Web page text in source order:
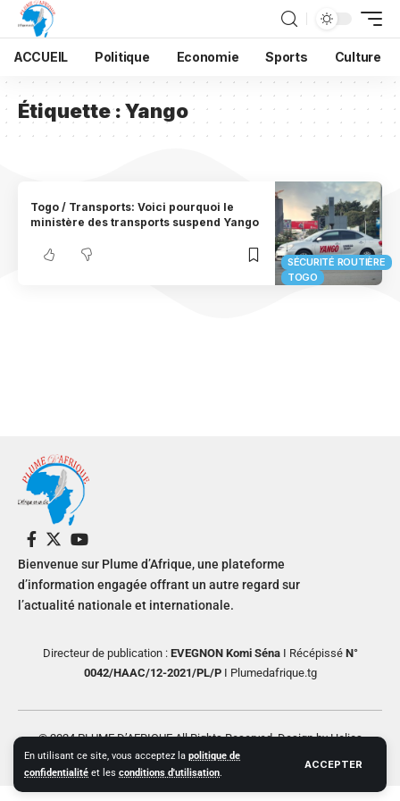
En utilisant ce site, vous acceptez la politique de
confidentialité et les conditions d'utilisation.
ACCEPTER
ACCUEIL Politique Economie Sports Culture
Étiquette :Yango
SÉCURITÉ ROUTIÈRE
TOGO
Togo / Transports: Voici pourquoi le
ministère des transports suspend Yango
Bienvenue sur Plume d’Afrique, une plateforme
d’information engagée offrant un autre regard sur
l’actualité nationale et internationale.
Directeur de publication : EVEGNON Komi SénaI RécépisséN°
0042/HAAC/12-2021/PL/PI Plumedafrique.tg
© 2024 PLUME D’AFRIQUE All Rights Reserved. Design by Helios
Creative